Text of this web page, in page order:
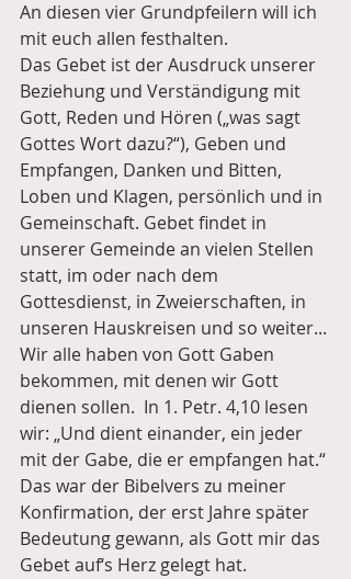
An diesen vier Grundpfeilern will ich
mit euch allen festhalten.
Das Gebet ist der Ausdruck unserer
Beziehung und Verständigung mit
Gott, Reden und Hören („was sagt
Gottes Wort dazu?“), Geben und
Empfangen, Danken und Bitten,
Loben und Klagen, persönlich und in
Gemeinschaft. Gebet findet in
unserer Gemeinde an vielen Stellen
statt, im oder nach dem
Gottesdienst, in Zweierschaften, in
unseren Hauskreisen und so weiter...
Wir alle haben von Gott Gaben
bekommen, mit denen wir Gott
dienen sollen.  In 1. Petr. 4,10 lesen
wir: „Und dient einander, ein jeder
mit der Gabe, die er empfangen hat.“
Das war der Bibelvers zu meiner
Konfirmation, der erst Jahre später
Bedeutung gewann, als Gott mir das
Gebet auf‘s Herz gelegt hat.